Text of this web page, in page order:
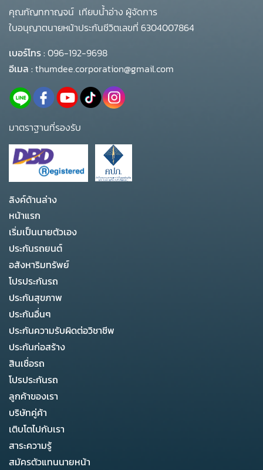
คุณกัญทกาญจน์ เทียบน้ำอ่าง ผู้จัดการ
ใบอนุญาตนายหน้าประกันชีวิตเลขที่ 6304007864
เบอร์โทร :096-192-9698
อีเมล :thumdee.corporation@gmail.com
มาตราฐานที่รองรับ
ลิงค์ด้านล่าง
หน้าแรก
เริ่มเป็นนายตัวเอง
ประกันรถยนต์
อสังหาริมทรัพย์
โปรประกันรถ
ประกันสุขภาพ
ประกันอื่นๆ
ประกันความรับผิดต่อวิชาชีพ
ประกันก่อสร้าง
สินเชื่อรถ
โปรประกันรถ
ลูกค้าของเรา
บริษัทคู่ค้า
เติบโตไปกับเรา
สาระความรู้
สมัครตัวแทนนายหน้า